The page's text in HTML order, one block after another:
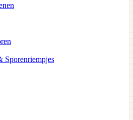
Sporenriempjes